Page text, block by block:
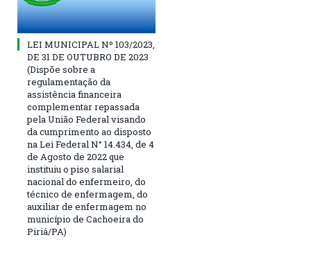
LEI MUNICIPAL Nº 103/2023,
DE 31 DE OUTUBRO DE 2023
(Dispõe sobre a
regulamentação da
assistência financeira
complementar repassada
pela União Federal visando
da cumprimento ao disposto
na Lei Federal N° 14.434, de 4
de Agosto de 2022 que
instituiu o piso salarial
nacional do enfermeiro, do
técnico de enfermagem, do
auxiliar de enfermagem no
município de Cachoeira do
Piriá/PA)